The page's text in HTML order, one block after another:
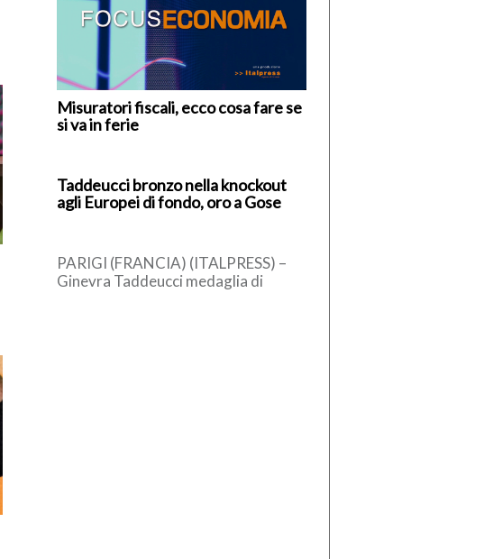
Misuratori fiscali, ecco cosa fare se
si va in ferie
Taddeucci bronzo nella knockout
agli Europei di fondo, oro a Gose
PARIGI (FRANCIA) (ITALPRESS) –
Ginevra Taddeucci medaglia di